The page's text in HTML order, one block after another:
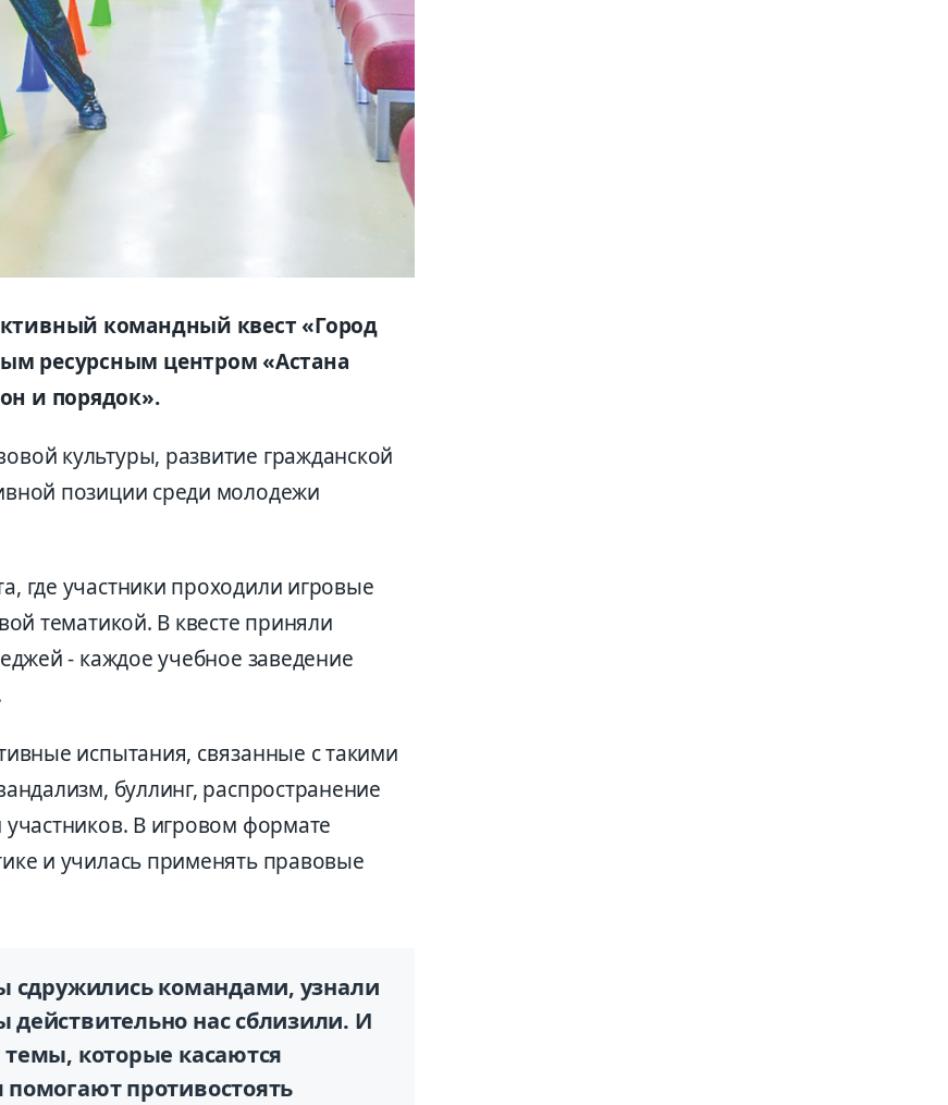
командный квест «Город
ресурсным центром «Астана
и порядок».
культуры, развитие гражданской
позиции среди молодежи
где участники проходили игровые
тематикой. В квесте приняли
- каждое учебное заведение
испытания, связанные с такими
буллинг, распространение
В игровом формате
и училась применять правовые
сдружились командами, узнали
нас сблизили. И
которые касаются
противостоять